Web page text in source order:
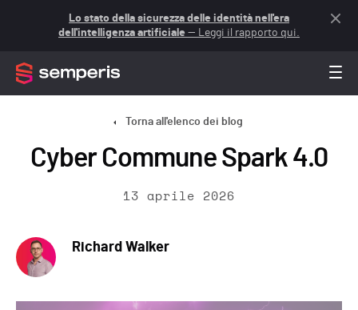
Lo stato della sicurezza delle identità nell'era
dell'intelligenza artificiale — Leggi il rapporto qui.
Torna all'elenco dei blog
Cyber Commune Spark 4.0
13 aprile 2026
Richard Walker